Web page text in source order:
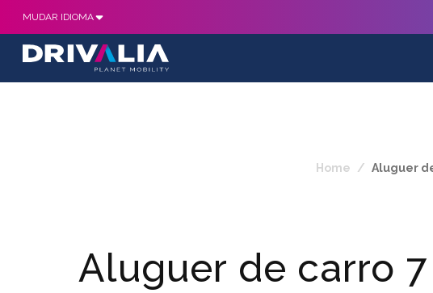
MUDAR IDIOMA
Home / Aluguer
Aluguer de carro